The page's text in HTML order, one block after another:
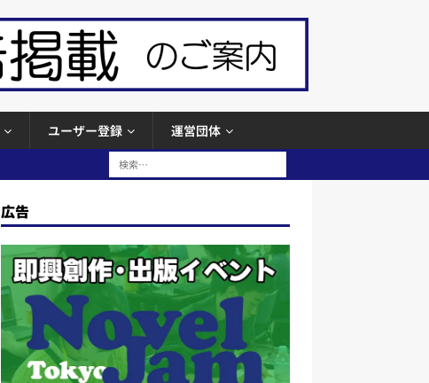
ユーザー登録 運営団体
広告